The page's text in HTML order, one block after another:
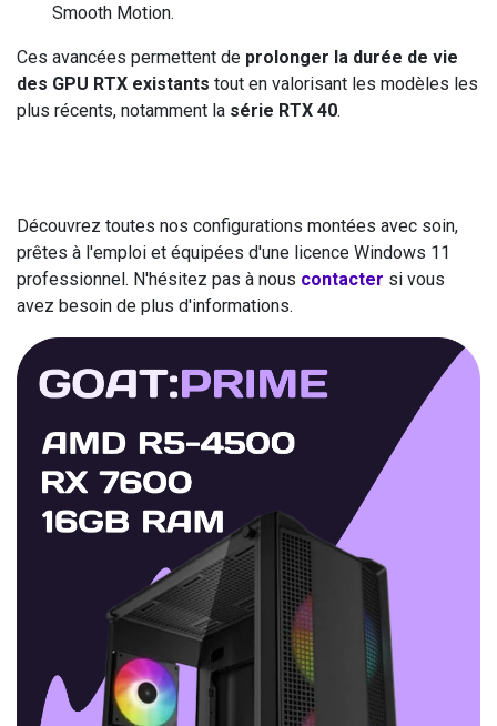
Smooth Motion.
Ces avancées permettent de prolonger la durée de vie
des GPU RTX existants tout en valorisant les modèles les
plus récents, notamment la série RTX 40.
Découvrez toutes nos configurations montées avec soin,
prêtes à l'emploi et équipées d'une licence Windows 11
professionnel. N'hésitez pas à nous contacter si vous
avez besoin de plus d'informations.